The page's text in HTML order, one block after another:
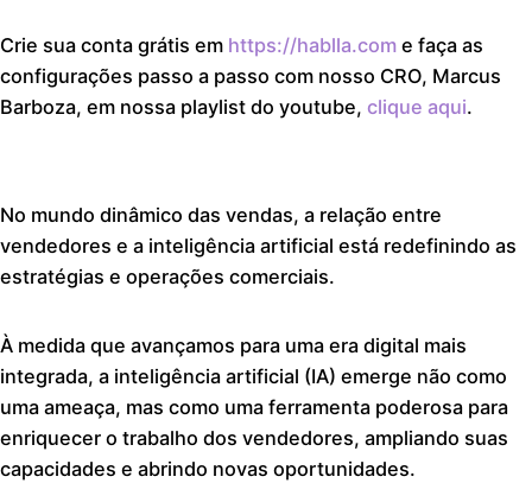
Crie sua conta grátis em https://hablla.com e faça as
configurações passo a passo com nosso CRO, Marcus
Barboza, em nossa playlist do youtube, clique aqui.
No mundo dinâmico das vendas, a relação entre
vendedores e a inteligência artificial está redefinindo as
estratégias e operações comerciais.
À medida que avançamos para uma era digital mais
integrada, a inteligência artificial (IA) emerge não como
uma ameaça, mas como uma ferramenta poderosa para
enriquecer o trabalho dos vendedores, ampliando suas
capacidades e abrindo novas oportunidades.